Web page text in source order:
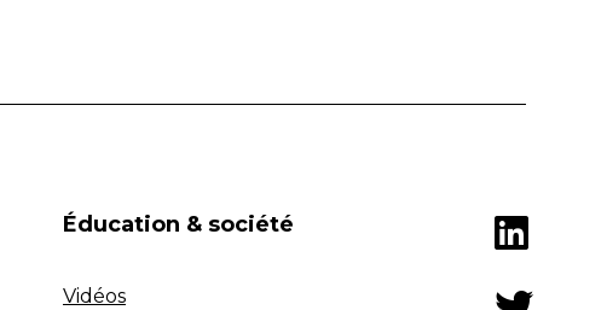
Éducation & société
Vidéos